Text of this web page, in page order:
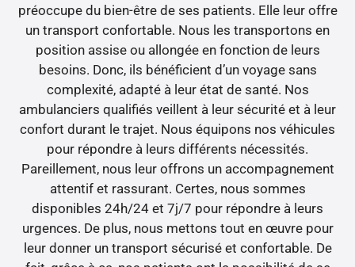
préoccupe du bien-être de ses patients. Elle leur offre
un transport confortable. Nous les transportons en
position assise ou allongée en fonction de leurs
besoins. Donc, ils bénéficient d’un voyage sans
complexité, adapté à leur état de santé. Nos
ambulanciers qualifiés veillent à leur sécurité et à leur
confort durant le trajet. Nous équipons nos véhicules
pour répondre à leurs différents nécessités.
Pareillement, nous leur offrons un accompagnement
attentif et rassurant. Certes, nous sommes
disponibles 24h/24 et 7j/7 pour répondre à leurs
urgences. De plus, nous mettons tout en œuvre pour
leur donner un transport sécurisé et confortable. De